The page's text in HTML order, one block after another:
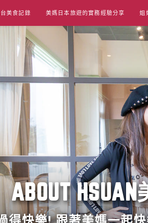
美食記錄 美媽日本旅遊的實務經驗分享 姐
ABOUT